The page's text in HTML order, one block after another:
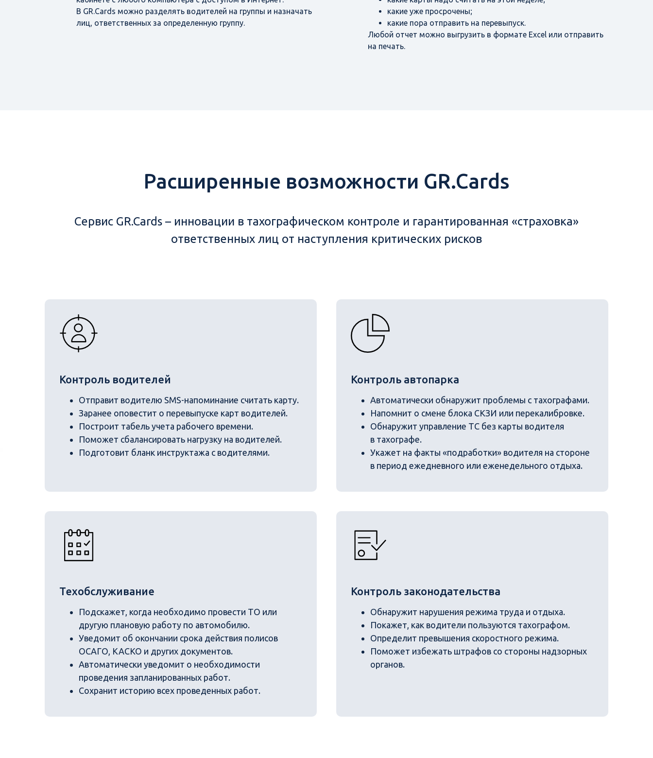
В GR.Cards можно разделять водителей на группы и назначать
лиц, ответственных за определенную группу.
какие уже просрочены;
какие пора отправить на перевыпуск.
Любой отчет можно выгрузить в формате Excel или отправить
на печать.
Расширенные возможности GR.Cards
Сервис GR.Cards – инновации в тахографическом контроле и гарантированная «страховка»
ответственных лиц от наступления критических рисков
Контроль водителей
Отправит водителю SMS-напоминание считать карту.
Заранее оповестит о перевыпуске карт водителей.
Построит табель учета рабочего времени.
Поможет сбалансировать нагрузку на водителей.
Подготовит бланк инструктажа с водителями.
Контроль автопарка
Автоматически обнаружит проблемы с тахографами.
Напомнит о смене блока СКЗИ или перекалибровке.
Обнаружит управление ТС без карты водителя
в тахографе.
Укажет на факты «подработки» водителя на стороне
в период ежедневного или еженедельного отдыха.
Техобслуживание
Подскажет, когда необходимо провести ТО или
другую плановую работу по автомобилю.
Уведомит об окончании срока действия полисов
ОСАГО, КАСКО и других документов.
Автоматически уведомит о необходимости
проведения запланированных работ.
Сохранит историю всех проведенных работ.
Контроль законодательства
Обнаружит нарушения режима труда и отдыха.
Покажет, как водители пользуются тахографом.
Определит превышения скоростного режима.
Поможет избежать штрафов со стороны надзорных
органов.